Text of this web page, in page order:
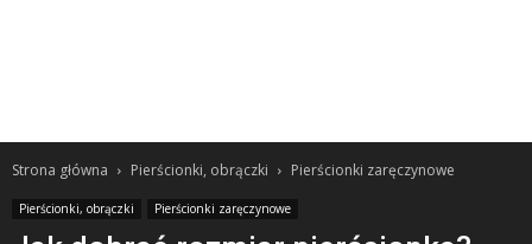
Strona główna Pierścionki, obrączki Pierścionki zaręczynowe
Pierścionki, obrączki Pierścionki zaręczynowe